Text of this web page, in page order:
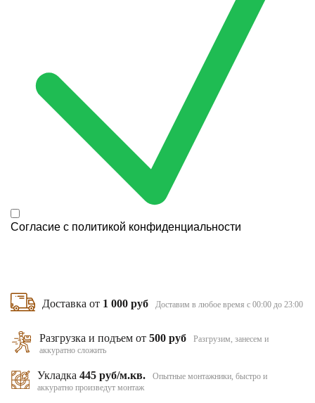
Согласие с политикой конфиденциальности
Доставка от 1 000 руб Доставим в любое время с 00:00 до 23:00
Разгрузка и подъем от500 руб
Разгрузим, занесем и
аккуратно сложить
Укладка 445 руб/м.кв.
Опытные монтажники, быстро и
аккуратно произведут монтаж